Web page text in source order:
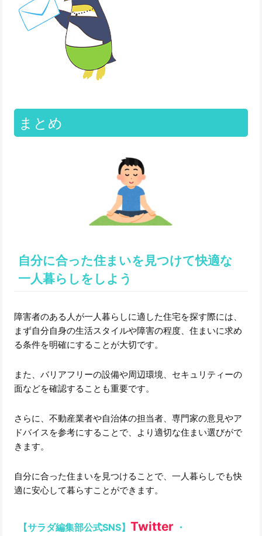
まとめ
自分に合った住まいを見つけて快適な
一人暮らしをしよう
障害者のある人が一人暮らしに適した住宅を探す際には、
まず自分自身の生活スタイルや障害の程度、住まいに求め
る条件を明確にすることが大切です。
また、バリアフリーの設備や周辺環境、セキュリティーの
面などを確認することも重要です。
さらに、不動産業者や自治体の担当者、専門家の意見やア
ドバイスを参考にすることで、より適切な住まい選びがで
きます。
自分に合った住まいを見つけることで、一人暮らしでも快
適に安心して暮らすことができます。
【サラダ編集部公式SNS】 Twitter・